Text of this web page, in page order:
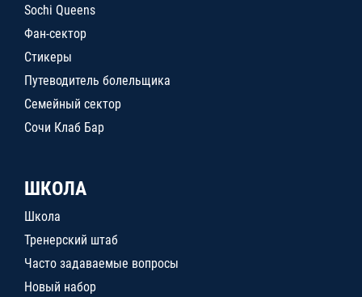
Sochi Queens
Фан-сектор
Стикеры
Путеводитель болельщика
Семейный сектор
Сочи Клаб Бар
ШКОЛА
Школа
Тренерский штаб
Часто задаваемые вопросы
Новый набор